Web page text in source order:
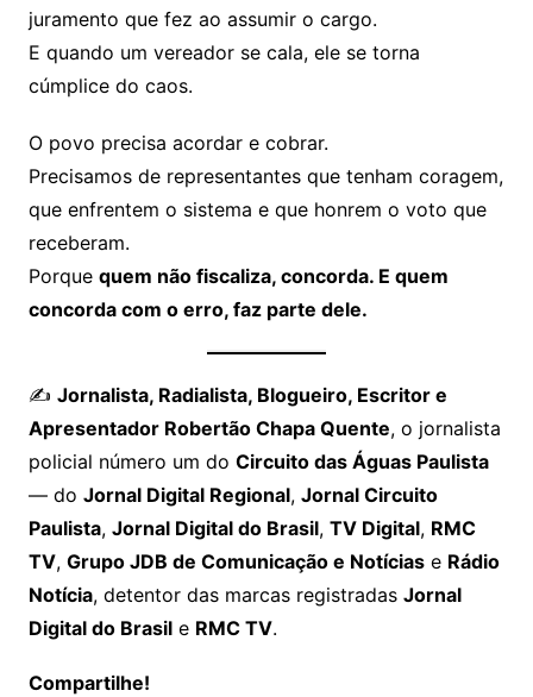
juramento que fez ao assumir o cargo.
E quando um vereador se cala, ele se torna
cúmplice do caos.
O povo precisa acordar e cobrar.
Precisamos de representantes que tenham coragem,
que enfrentem o sistema e que honrem o voto que
receberam.
Porque quem não fiscaliza, concorda. E quem
concorda com o erro, faz parte dele.
✍️ Jornalista, Radialista, Blogueiro, Escritor e
Apresentador Robertão Chapa Quente, o jornalista
policial número um do Circuito das Águas Paulista
— do Jornal Digital Regional, Jornal Circuito
Paulista, Jornal Digital do Brasil, TV Digital, RMC
TV, Grupo JDB de Comunicação e Notíciase Rádio
Notícia, detentor das marcas registradas Jornal
Digital do Brasile RMC TV.
Compartilhe!